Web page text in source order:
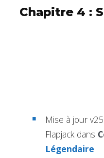
Chapitre 4 :
Mise à jour
Flapjack dans
Légendaire.